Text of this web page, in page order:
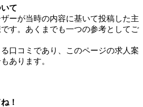
て
ーが当時の内容に基いて投稿した主
す。あくまでも一つの参考としてご
口コミであり、このページの求人案
あります。
！